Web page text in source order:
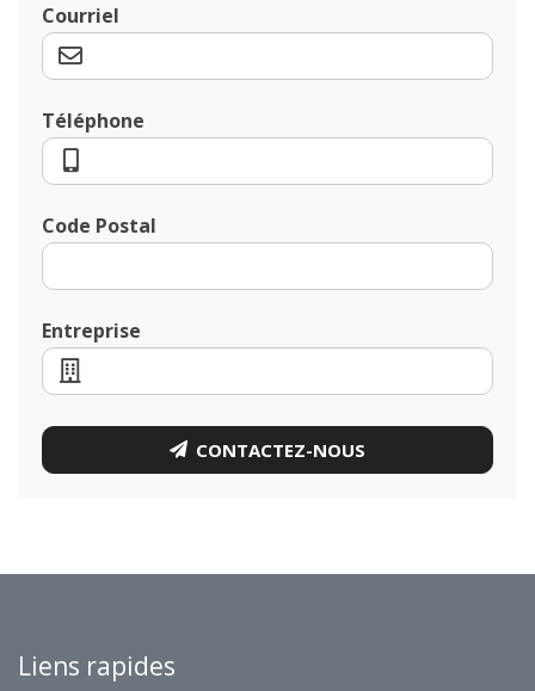
Courriel
Téléphone
Code Postal
Entreprise
CONTACTEZ-NOUS
Liens rapides